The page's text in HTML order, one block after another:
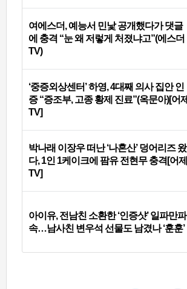
여에스더, 예능서 민낯 공개했다가 댓글
에 충격 “눈 왜 저렇게 처졌냐고”(에스더
TV)
‘중증외상센터’ 하영, 4대째 의사 집안 인
증 “증조부, 고종 황제 진료”(옥문아)[어제
TV]
박나래 이장우 떠난 ‘나혼산’ 덩어리즈 왔
다, 1인 1케이크에 팜유 전현무 충격[어제
TV]
아이유, 전남친 소환한 ‘인증샷’ 일파만파
속…남사친 변우석 선물도 남겼나 ‘훈훈’